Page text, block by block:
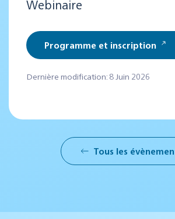
Webinaire
Programme et inscription
Dernière modification: 8 Juin 2026
Tous les